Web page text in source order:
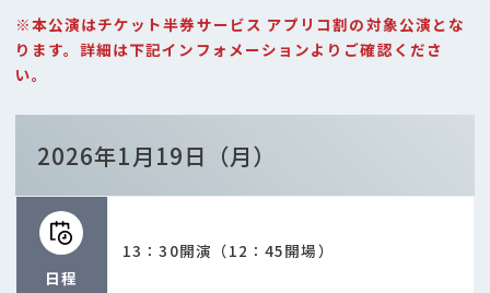
※本公演はチケット半券サービス アプリコ割の対象公演とな
ります。詳細は下記インフォメーションよりご確認くださ
い。
2026年1月19日（月）
日程
13：30開演（12：45開場）